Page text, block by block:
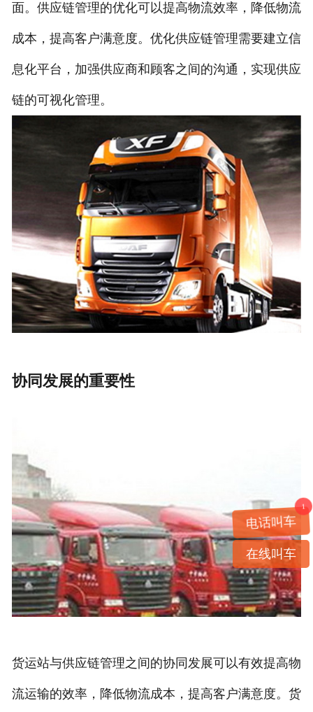
面。供应链管理的优化可以提高物流效率，降低物流
成本，提高客户满意度。优化供应链管理需要建立信
息化平台，加强供应商和顾客之间的沟通，实现供应
链的可视化管理。
协同发展的重要性
货运站与供应链管理之间的协同发展可以有效提高物
流运输的效率，降低物流成本，提高客户满意度。货
电话叫车
1
在线叫车